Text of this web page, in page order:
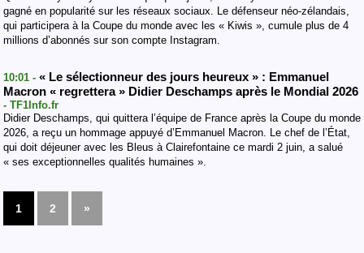
gagné en popularité sur les réseaux sociaux. Le défenseur néo-zélandais,
qui participera à la Coupe du monde avec les « Kiwis », cumule plus de 4
millions d’abonnés sur son compte Instagram.
10:01 - « Le sélectionneur des jours heureux » : Emmanuel
Macron « regrettera » Didier Deschamps après le Mondial 2026
- TF1Info.fr
Didier Deschamps, qui quittera l’équipe de France après la Coupe du monde
2026, a reçu un hommage appuyé d’Emmanuel Macron. Le chef de l’État,
qui doit déjeuner avec les Bleus à Clairefontaine ce mardi 2 juin, a salué
« ses exceptionnelles qualités humaines ».
1 2 »